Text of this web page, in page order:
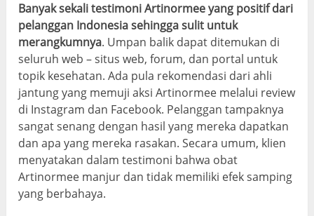
Banyak sekali testimoni Artinormee yang positif dari
pelanggan Indonesia sehingga sulit untuk
merangkumnya. Umpan balik dapat ditemukan di
seluruh web – situs web, forum, dan portal untuk
topik kesehatan. Ada pula rekomendasi dari ahli
jantung yang memuji aksi Artinormee melalui review
di Instagram dan Facebook. Pelanggan tampaknya
sangat senang dengan hasil yang mereka dapatkan
dan apa yang mereka rasakan. Secara umum, klien
menyatakan dalam testimoni bahwa obat
Artinormee manjur dan tidak memiliki efek samping
yang berbahaya.